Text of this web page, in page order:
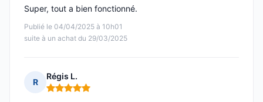
Publié le 04/04/2025 à 10h01
suite à un achat du 29/03/2025
Super, tout a bien fonctionné.
R
Régis L.
Note : 5 sur 5